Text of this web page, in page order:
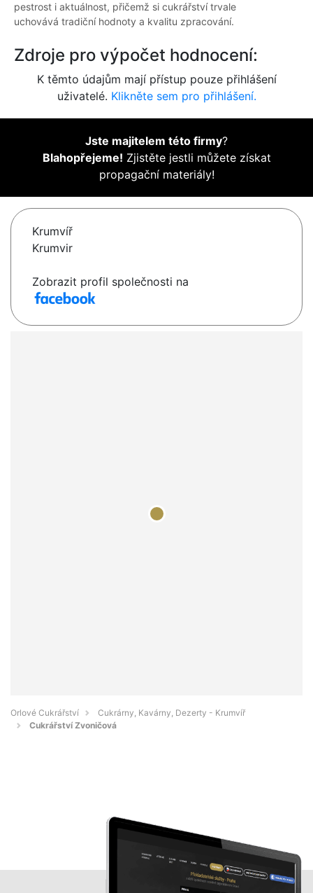
pestrost i aktuálnost, přičemž si cukrářství trvale
uchovává tradiční hodnoty a kvalitu zpracování.
Zdroje pro výpočet hodnocení:
K těmto údajům mají přístup pouze přihlášení
uživatelé. Klikněte sem pro přihlášení.
Jste majitelem této firmy?
Blahopřejeme! Zjistěte jestli můžete získat
propagační materiály!
Krumvíř
Krumvir
Zobrazit profil společnosti na
Orlové Cukrářství
Cukrárny, Kavárny, Dezerty - Krumvíř
Cukrářství Zvoničová